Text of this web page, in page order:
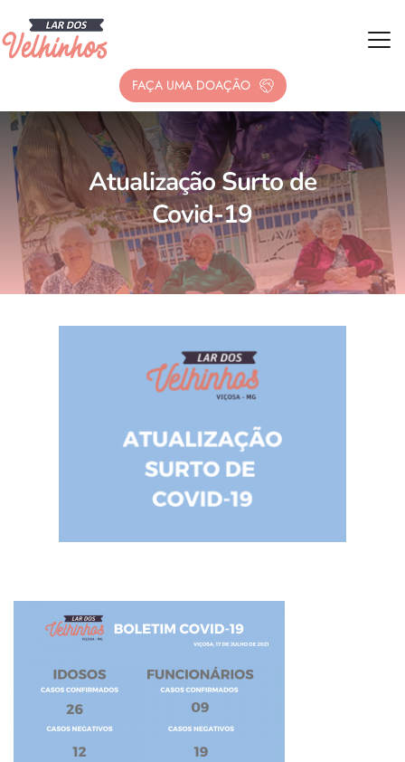
FAÇA UMA DOAÇÃO
Atualização Surto de
Covid-19